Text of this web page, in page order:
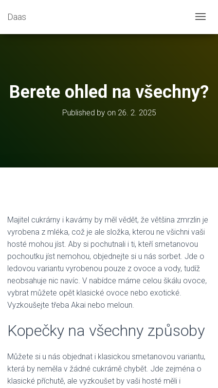
Daas
O
A
V
Berete ohled na všechny?
Published by on 26. 2. 2025
Majitel cukrárny i kavárny by měl vědět, že většina zmrzlin je
vyrobena z mléka, což je ale složka, kterou ne všichni vaši
hosté mohou jíst. Aby si pochutnali i ti, kteří smetanovou
pochoutku jíst nemohou, objednejte si u nás sorbet. Jde o
ledovou variantu vyrobenou pouze z ovoce a vody, tudíž
neobsahuje nic navíc. V nabídce máme celou škálu ovoce,
vybrat můžete opět klasické ovoce nebo exotické.
Vyzkoušejte třeba Akai nebo meloun.
Kopečky na všechny způsoby
Můžete si u nás objednat i klasickou smetanovou variantu,
která by neměla v žádné cukrárně chybět. Jde zejména o
klasické příchutě, ale vyzkoušet by vaši hosté měli i